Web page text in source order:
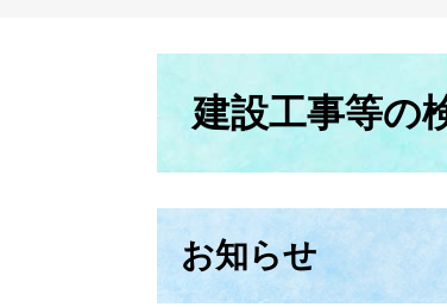
建設工事等の
お知らせ